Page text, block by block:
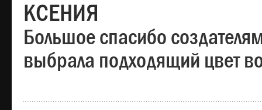
КСЕНИЯ
Большое спасибо
выбрала подходящий цвет